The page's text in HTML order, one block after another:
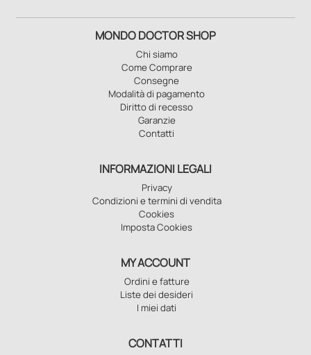
MONDO DOCTOR SHOP
Chi siamo
Come Comprare
Consegne
Modalità di pagamento
Diritto di recesso
Garanzie
Contatti
INFORMAZIONI LEGALI
Privacy
Condizioni e termini di vendita
Cookies
Imposta Cookies
MY ACCOUNT
Ordini e fatture
Liste dei desideri
I miei dati
CONTATTI